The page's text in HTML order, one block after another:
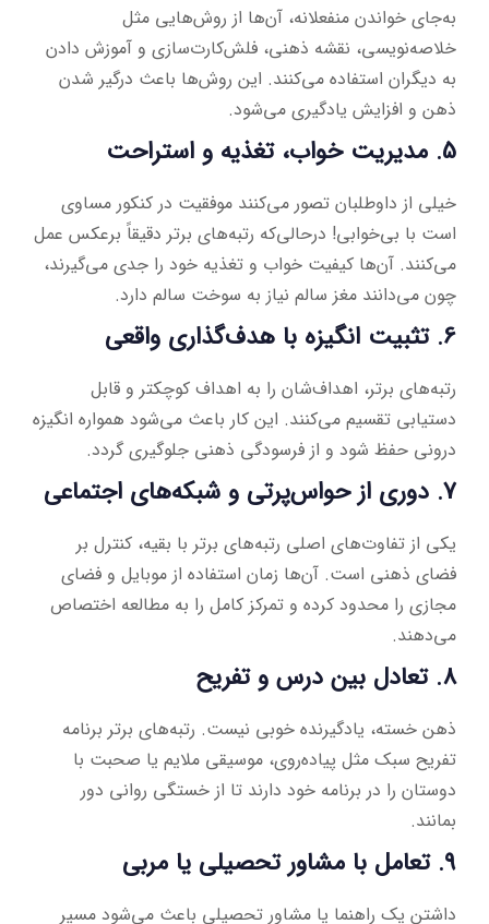
به‌جای خواندن منفعلانه، آن‌ها از روش‌هایی مثل
خلاصه‌نویسی، نقشه ذهنی، فلش‌کارت‌سازی و آموزش دادن
به دیگران استفاده می‌کنند. این روش‌ها باعث درگیر شدن
ذهن و افزایش یادگیری می‌شود.
5. مدیریت خواب، تغذیه و استراحت
خیلی از داوطلبان تصور می‌کنند موفقیت در کنکور مساوی
است با بی‌خوابی! درحالی‌که رتبه‌های برتر دقیقاً برعکس عمل
می‌کنند. آن‌ها کیفیت خواب و تغذیه خود را جدی می‌گیرند،
چون می‌دانند مغز سالم نیاز به سوخت سالم دارد.
6. تثبیت انگیزه با هدف‌گذاری واقعی
رتبه‌های برتر، اهداف‌شان را به اهداف کوچکتر و قابل
دستیابی تقسیم می‌کنند. این کار باعث می‌شود همواره انگیزه
درونی حفظ شود و از فرسودگی ذهنی جلوگیری گردد.
7. دوری از حواس‌پرتی و شبکه‌های اجتماعی
یکی از تفاوت‌های اصلی رتبه‌های برتر با بقیه، کنترل بر
فضای ذهنی است. آن‌ها زمان استفاده از موبایل و فضای
مجازی را محدود کرده و تمرکز کامل را به مطالعه اختصاص
می‌دهند.
8. تعادل بین درس و تفریح
ذهن خسته، یادگیرنده خوبی نیست. رتبه‌های برتر برنامه
تفریح سبک مثل پیاده‌روی، موسیقی ملایم یا صحبت با
دوستان را در برنامه خود دارند تا از خستگی روانی دور
بمانند.
9. تعامل با مشاور تحصیلی یا مربی
داشتن یک راهنما یا مشاور تحصیلی باعث می‌شود مسیر